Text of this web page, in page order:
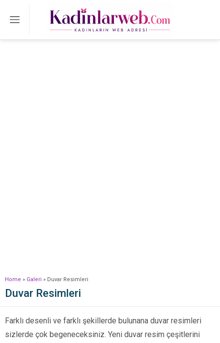
Home » Galeri » Duvar Resimleri
Duvar Resimleri
Farklı desenli ve farklı şekillerde bulunana duvar resimleri
sizlerde çok begeneceksiniz. Yeni duvar resim çeşitlerini